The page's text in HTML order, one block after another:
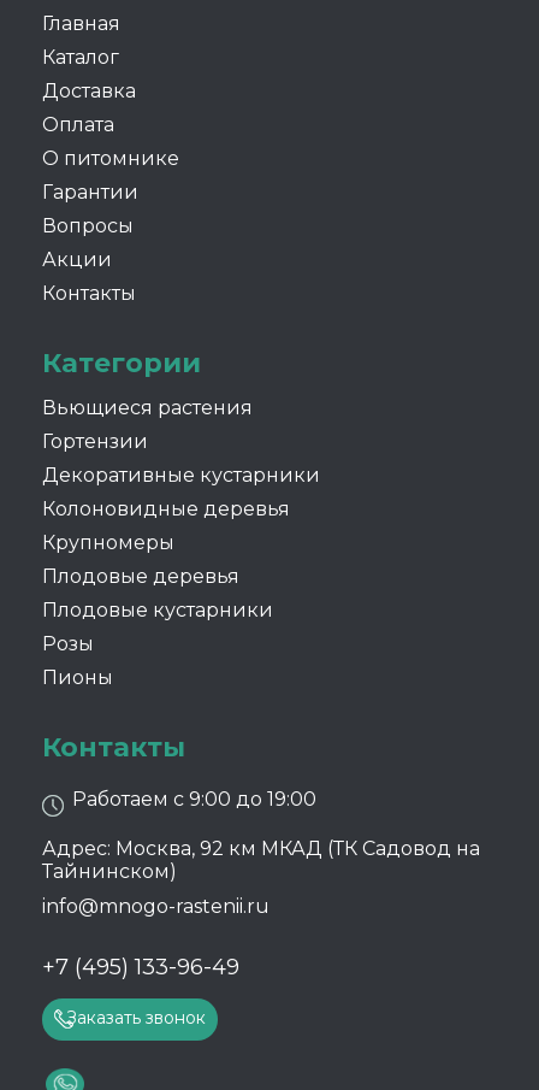
Главная
Каталог
Доставка
Оплата
О питомнике
Гарантии
Вопросы
Акции
Контакты
Категории
Вьющиеся растения
Гортензии
Декоративные кустарники
Колоновидные деревья
Крупномеры
Плодовые деревья
Плодовые кустарники
Розы
Пионы
Контакты
Работаем с 9:00 до 19:00
Адрес: Москва, 92 км МКАД (ТК Садовод на
Тайнинском)
info@mnogo-rastenii.ru
+7 (495) 133-96-49
Заказать звонок